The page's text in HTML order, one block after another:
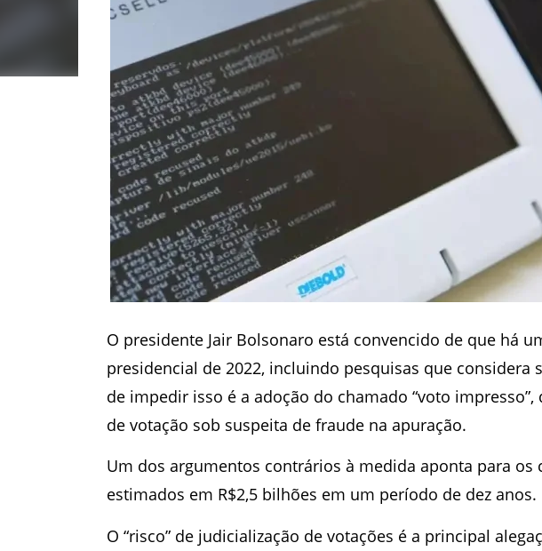
O presidente Jair Bolsonaro está convencido de que há
presidencial de 2022, incluindo pesquisas que considera
de impedir isso é a adoção do chamado “voto
de votação sob suspeita de fraude na apuração.
Um dos argumentos contrários à medida aponta para os
estimados em R$2,5 bilhões em um período de dez anos.
O “risco” de judicialização de votações é a principal